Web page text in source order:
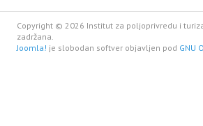
Copyright © 2026 Institut za poljoprivredu i
zadržana.
Joomla! je slobodan softver objavljen pod GNU